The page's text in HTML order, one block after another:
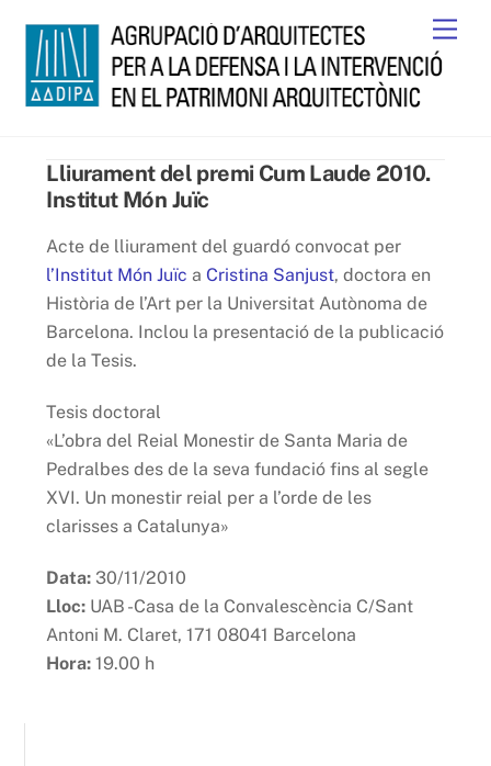
content
Lliurament del premi Cum Laude 2010.
Institut Món Juïc
Acte de lliurament del guardó convocat per
l’Institut Món Juïc a Cristina Sanjust, doctora en
Història de l’Art per la Universitat Autònoma de
Barcelona. Inclou la presentació de la publicació
de la Tesis.
Tesis doctoral
«L’obra del Reial Monestir de Santa Maria de
Pedralbes des de la seva fundació fins al segle
XVI. Un monestir reial per a l’orde de les
clarisses a Catalunya»
Data: 30/11/2010
Lloc: UAB -Casa de la Convalescència C/Sant
Antoni M. Claret, 171 08041 Barcelona
Hora: 19.00 h